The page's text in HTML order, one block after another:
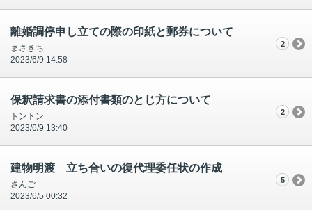
離婚調停申し立ての際の印紙と郵券について
まさきち
2023/6/9 14:58
2
保釈請求書の添付書類のとじ方について
トントン
2023/6/9 13:40
2
建物明渡 立ち合いの復代理委任状の作成
さんご
2023/6/5 00:32
5